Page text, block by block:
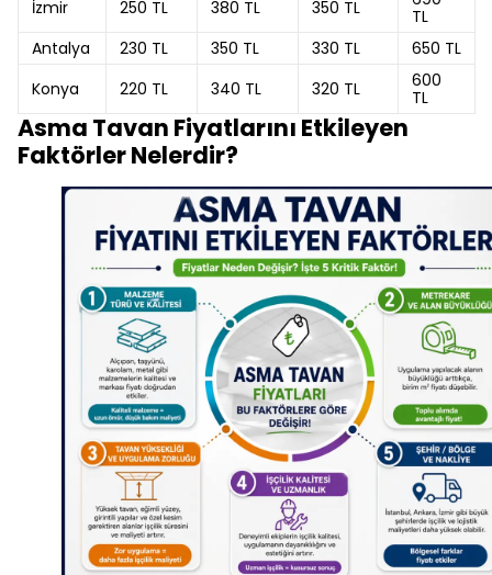
İzmir 250 TL 380 TL 350 TL
TL
Antalya
230 TL 350 TL 330 TL
650 TL
Konya
220 TL 340 TL 320 TL
600
TL
Asma Tavan Fiyatlarını Etkileyen
Faktörler Nelerdir?